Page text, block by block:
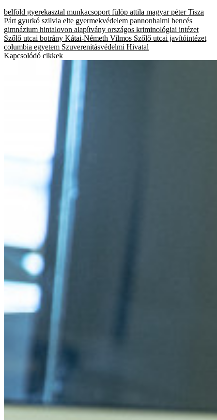
belföld gyerekasztal munkacsoport fülöp attila magyar péter Tisza
Párt gyurkó szilvia elte gyermekvédelem pannonhalmi bencés
gimnázium hintalovon alapítvány országos kriminológiai intézet
Szőlő utcai botrány Kátai-Németh Vilmos Szőlő utcai javítóintézet
columbia egyetem Szuverenitásvédelmi Hivatal
Kapcsolódó cikkek